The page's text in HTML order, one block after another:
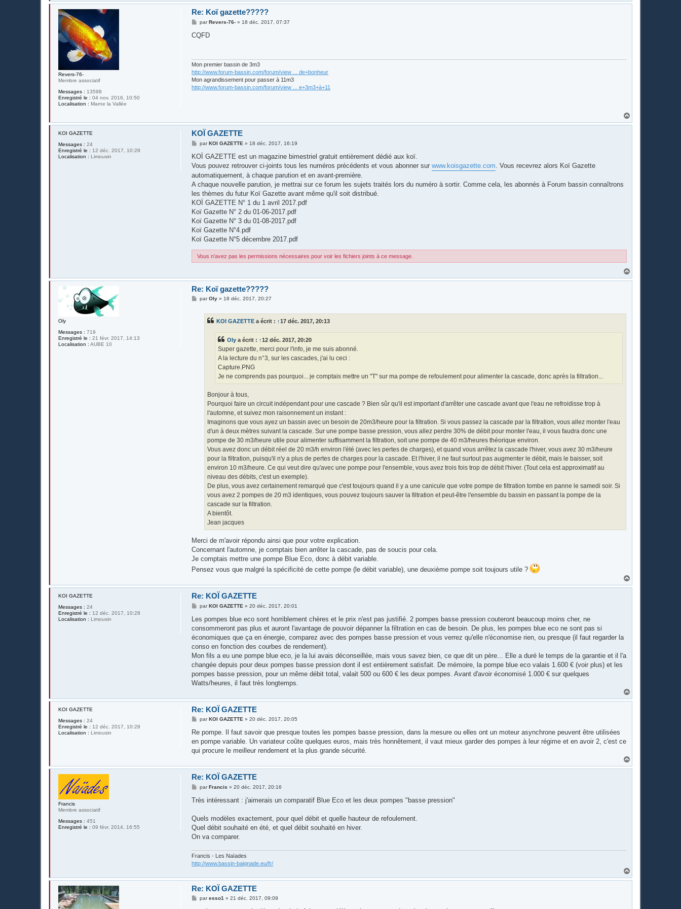
Revers-76-
Membre associatif
Messages : 13598
Enregistré le : 04 nov. 2016, 10:50
Localisation : Marne la Vallée
Re: Koï gazette?????
M
s
s
parRevers-76- » 18 déc. 2017, 07:37
CQFD
Mon premier bassin de 3m3
http://www.forum-bassin.com/forum/view ... de+bonheur
Mon agrandissement pour passer à 11m3
http://www.forum-bassin.com/forum/view ... e+3m3+à+11
a
KOI GAZETTE
Messages : 24
Enregistré le : 12 déc. 2017, 10:28
Localisation : Limousin
KOÏ GAZETTE
M
s
a
g
e
parKOI GAZETTE » 18 déc. 2017, 16:19
KOÏ GAZETTE est un magazine bimestriel gratuit entièrement dédié aux koï.
Vous pouvez retrouver ci-joints tous les numéros précédents et vous abonner surwww.koisgazette.com . Vous recevrez alors Koï Gazette
automatiquement, à chaque parution et en avant-première.
A chaque nouvelle parution, je mettrai sur ce forum les sujets traités lors du numéro à sortir. Comme cela, les abonnés à Forum bassin connaîtrons
les thèmes du futur Koï Gazette avant même qu'il soit distribué.
KOÏ GAZETTE N° 1 du 1 avril 2017.pdf
Koï Gazette N° 2 du 01-06-2017.pdf
Koï Gazette N° 3 du 01-08-2017.pdf
Koï Gazette N°4.pdf
Koï Gazette N°5 décembre 2017.pdf
Vous n’avez pas les permissions nécessaires pour voir les fichiers joints à ce message.
a
Oly
Messages : 719
Enregistré le : 21 févr. 2017, 14:13
Localisation : AUBE 10
Re: Koï gazette?????
MparOly » 18 déc. 2017, 20:27
KOI GAZETTE a écrit : ↑17 déc. 2017, 20:13
Oly a écrit : ↑12 déc. 2017, 20:20
Super gazette, merci pour l'info, je me suis abonné.
A la lecture du n°3, sur les cascades, j'ai lu ceci :
Capture.PNG
Je ne comprends pas pourquoi... je comptais mettre un "T" sur ma pompe de refoulement pour alimenter la cascade, donc après la filtration...
Bonjour à tous,
Pourquoi faire un circuit indépendant pour une cascade ? Bien sûr qu'il est important d'arrêter une cascade avant que l'eau ne refroidisse trop à
l'automne, et suivez mon raisonnement un instant :
Imaginons que vous ayez un bassin avec un besoin de 20m3/heure pour la filtration. Si vous passez la cascade par la filtration, vous allez monter l'eau
d'un à deux mètres suivant la cascade. Sur une pompe basse pression, vous allez perdre 30% de débit pour monter l'eau, il vous faudra donc une
pompe de 30 m3/heure utile pour alimenter suffisamment la filtration, soit une pompe de 40 m3/heures théorique environ.
Vous avez donc un débit réel de 20 m3/h environ l'été (avec les pertes de charges), et quand vous arrêtez la cascade l'hiver, vous avez 30 m3/heure
pour la filtration, puisqu'il n'y a plus de pertes de charges pour la cascade. Et l'hiver, il ne faut surtout pas augmenter le débit, mais le baisser, soit
environ 10 m3/heure. Ce qui veut dire qu'avec une pompe pour l'ensemble, vous avez trois fois trop de débit l'hiver. (Tout cela est approximatif au
niveau des débits, c'est un exemple).
De plus, vous avez certainement remarqué que c'est toujours quand il y a une canicule que votre pompe de filtration tombe en panne le samedi soir. Si
vous avez 2 pompes de 20 m3 identiques, vous pouvez toujours sauver la filtration et peut-être l'ensemble du bassin en passant la pompe de la
cascade sur la filtration.
A bientôt.
Jean jacques
Merci de m'avoir répondu ainsi que pour votre explication.
Concernant l'automne, je comptais bien arrêter la cascade, pas de soucis pour cela.
Je comptais mettre une pompe Blue Eco, donc à débit variable.
Pensez vous que malgré la spécificité de cette pompe (le débit variable), une deuxième pompe soit toujours utile ?
a
KOI GAZETTE
Messages : 24
Enregistré le : 12 déc. 2017, 10:28
Localisation : Limousin
Re: KOÏ GAZETTE
M
s
a
g
parKOI GAZETTE »20 déc. 2017, 20:01
Les pompes blue eco sont horriblement chères et le prix n'est pas justifié. 2 pompes basse pression couteront beaucoup moins cher, ne
consommeront pas plus et auront l'avantage de pouvoir dépanner la filtration en cas de besoin. De plus, les pompes blue eco ne sont pas si
économiques que ça en énergie, comparez avec des pompes basse pression et vous verrez qu'elle n'économise rien, ou presque (il faut regarder la
conso en fonction des courbes de rendement).
Mon fils a eu une pompe blue eco, je la lui avais déconseillée, mais vous savez bien, ce que dit un père... Elle a duré le temps de la garantie et il l'a
changée depuis pour deux pompes basse pression dont il est entièrement satisfait. De mémoire, la pompe blue eco valais 1.600 € (voir plus) et les
pompes basse pression, pour un même débit total, valait 500 ou 600 € les deux pompes. Avant d'avoir économisé 1.000 € sur quelques
Watts/heures, il faut très longtemps.
a
KOI GAZETTE
Messages : 24
Enregistré le : 12 déc. 2017, 10:28
Localisation : Limousin
Re: KOÏ GAZETTE
M
s
a
g
par KOI GAZETTE »20 déc. 2017, 20:05
Re pompe. Il faut savoir que presque toutes les pompes basse pression, dans la mesure ou elles ont un moteur asynchrone peuvent être utilisées
en pompe variable. Un variateur coûte quelques euros, mais très honnêtement, il vaut mieux garder des pompes à leur régime et en avoir 2, c'est ce
qui procure le meilleur rendement et la plus grande sécurité.
a
Francis
Membre associatif
Messages : 451
Enregistré le : 09 févr. 2014, 16:55
Re: KOÏ GAZETTE
M
s
g
parFrancis »20 déc. 2017, 20:16
Très intéressant : j'aimerais un comparatif Blue Eco et les deux pompes "basse pression"
Quels modèles exactement, pour quel débit et quelle hauteur de refoulement.
Quel débit souhaité en été, et quel débit souhaité en hiver.
On va comparer.
Francis - Les Naïades
http://www.bassin-baignade.eu/fr/
a
Re: KOÏ GAZETTE
Mparesso1 »21 déc. 2017, 09:09